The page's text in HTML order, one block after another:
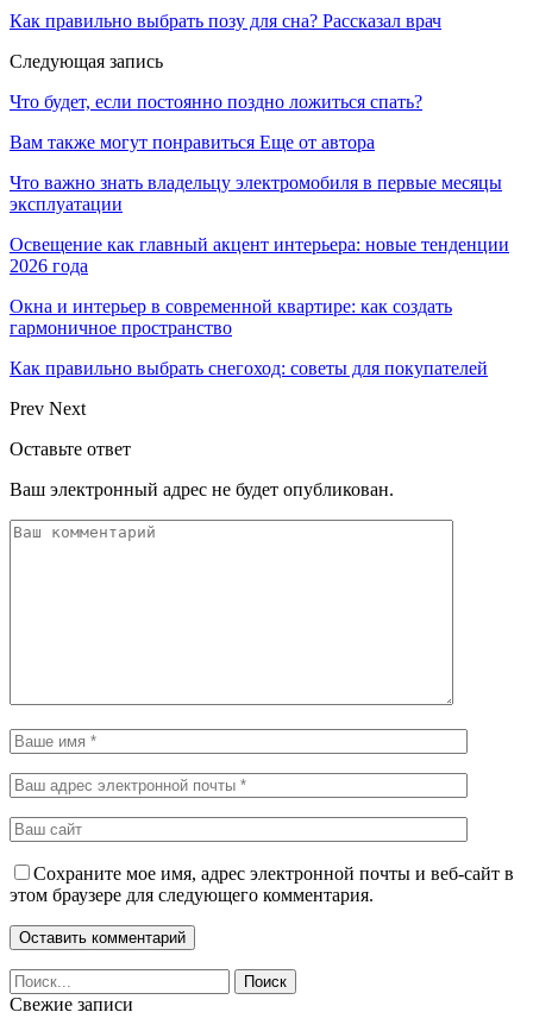
Как правильно выбрать позу для сна? Рассказал врач
Следующая запись
Что будет, если постоянно поздно ложиться спать?
Вам также могут понравиться Еще от автора
Что важно знать владельцу электромобиля в первые месяцы
эксплуатации
Освещение как главный акцент интерьера: новые тенденции
2026 года
Окна и интерьер в современной квартире: как создать
гармоничное пространство
Как правильно выбрать снегоход: советы для покупателей
Prev Next
Оставьте ответ
Ваш электронный адрес не будет опубликован.
Сохраните мое имя, адрес электронной почты и веб-сайт в
этом браузере для следующего комментария.
Свежие записи